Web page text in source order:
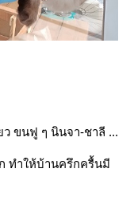
ว ขนฟู ๆ นินจา-ชาลี ...
ทำให้บ้านครึกครื้นมี